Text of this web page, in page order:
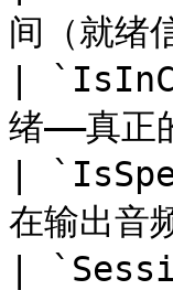
间（就
|
绪——真
|
在输出
|